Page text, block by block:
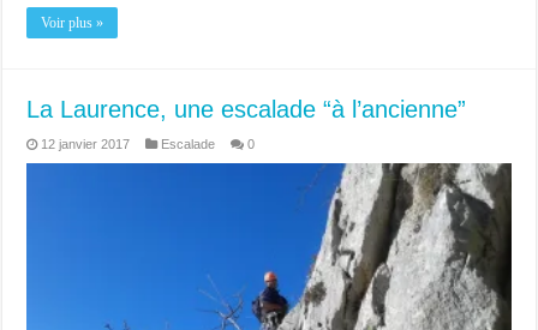
Voir plus »
La Laurence, une escalade “à l’ancienne”
12 janvier 2017 Escalade 0